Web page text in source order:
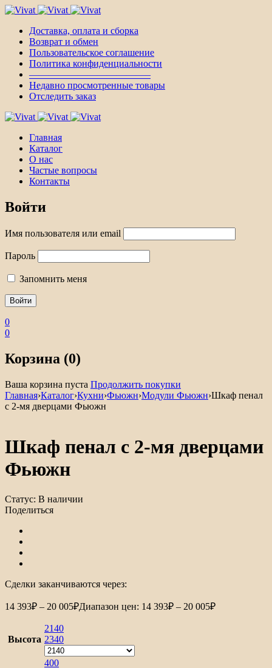
Доставка, оплата и сборка
Возврат и обмен
Пользовательское соглашение
Политика конфиденциальности
————————————–
Недавно просмотренные товары
Отследить заказ
Главная
Каталог
О нас
Частые вопросы
Контакты
Войти
Имя пользователя или email
Пароль
Запомнить меня
0
0
Корзина (0)
Ваша корзина пуста Продолжить покупки
Главная›Каталог›Кухни›Фьюжн›Модули Фьюжн›Шкаф пенал
с 2-мя дверцами Фьюжн
Шкаф пенал с 2-мя дверцами
Фьюжн
Статус: В наличии
Поделиться
Сделки заканчиваются через:
14 393₽ – 20 005₽Диапазон цен: 14 393₽ – 20 005₽
Высота
2140
2340
400